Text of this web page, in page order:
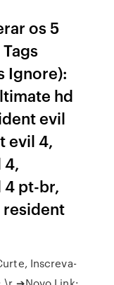
os 5
Ignore):
hd
evil
evil 4,
4,
4 pt-br,
resident
Inscreva-